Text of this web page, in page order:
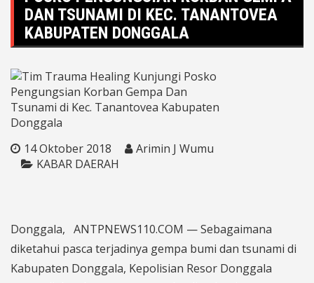
DAN TSUNAMI DI KEC. TANANTOVEA
KABUPATEN DONGGALA
14 Oktober 2018
Arimin J Wumu
KABAR DAERAH
Donggala, ANTPNEWS110.COM — Sebagaimana
diketahui pasca terjadinya gempa bumi dan tsunami di
Kabupaten Donggala, Kepolisian Resor Donggala